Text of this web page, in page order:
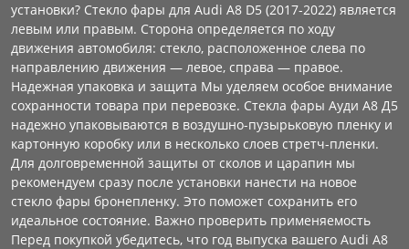
установки? Стекло фары для Audi A8 D5 (2017-2022) является
левым или правым. Сторона определяется по ходу
движения автомобиля: стекло, расположенное слева по
направлению движения — левое, справа — правое.
Надежная упаковка и защита Мы уделяем особое внимание
сохранности товара при перевозке. Стекла фары Ауди А8 Д5
надежно упаковываются в воздушно-пузырьковую пленку и
картонную коробку или в несколько слоев стретч-пленки.
Для долговременной защиты от сколов и царапин мы
рекомендуем сразу после установки нанести на новое
стекло фары бронепленку. Это поможет сохранить его
идеальное состояние. Важно проверить применяемость
Перед покупкой убедитесь, что год выпуска вашего Audi A8